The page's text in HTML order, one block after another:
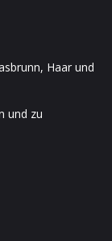
Haar und
und zu